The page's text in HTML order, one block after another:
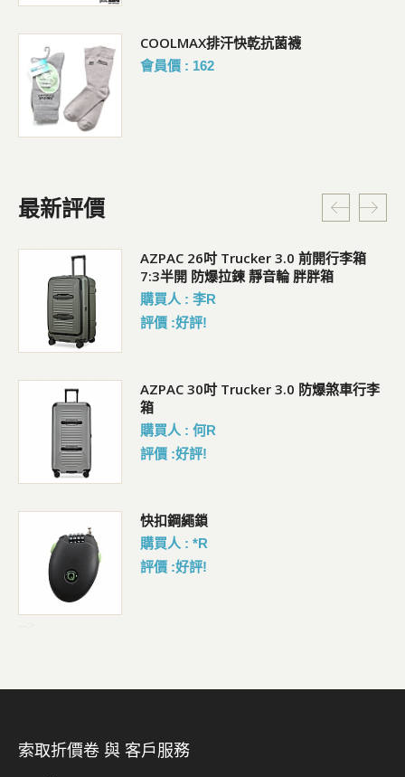
COOLMAX排汗快乾抗菌襪
會員價 : 162
最新評價
AZPAC 26吋 Trucker 3.0 前開行李箱
7:3半開 防爆拉鍊 靜音輪 胖胖箱
購買人 : 李R
評價 :好評!
AZPAC 30吋 Trucker 3.0 防爆煞車行李
箱
購買人 : 何R
評價 :好評!
快扣鋼繩鎖
購買人 : *R
評價 :好評!
索取折價卷 與 客戶服務